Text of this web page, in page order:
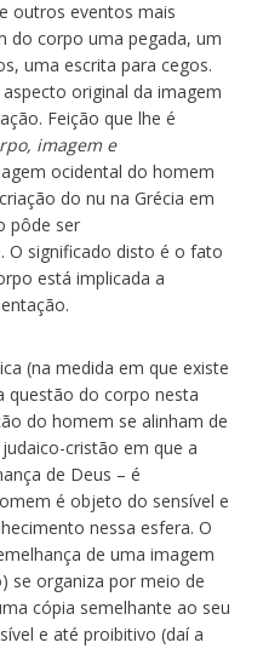
outros eventos mais
do corpo uma pegada, um
uma escrita para cegos.
original da imagem
Feição que lhe é
imagem e
ocidental do homem
do nu na Grécia em
pôde ser
O significado disto é o fato
está implicada a
(na medida em que existe
questão do corpo nesta
do homem se alinham de
cristão em que a
de Deus – é
é objeto do sensível e
nessa esfera. O
de uma imagem
se organiza por meio de
cópia semelhante ao seu
e até proibitivo (daí a